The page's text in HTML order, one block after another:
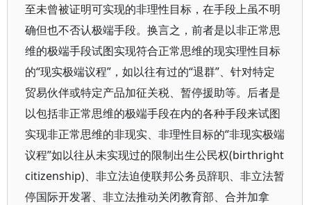
至未曾被证明可实现的非理性目标，在手段上虽不明
确但也不否认极端手段。换言之，前者是以非正常思
维的极端手段试图实现符合正常思维的现实理性目标
的“现实极端议程”，如以往有过的“退群”、针对特定
贸易伙伴或特定产品加征关税、暂停援助等。后者是
以包括非正常思维的极端手段在内的各种手段来试图
实现非正常思维的非现实、非理性目标的“非现实极端
议程”如以往从未实现过的限制出生公民权(birthright
citizenship)、非立法迫使联邦公务员辞职、非立法暂
停国际开发署、非立法推动关闭教育部、合并加拿